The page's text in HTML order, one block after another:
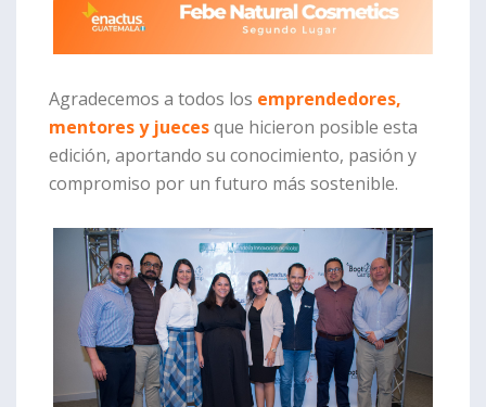
Agradecemos a todos los emprendedores,
mentores y juecesque hicieron posible esta
edición, aportando su conocimiento, pasión y
compromiso por un futuro más sostenible.